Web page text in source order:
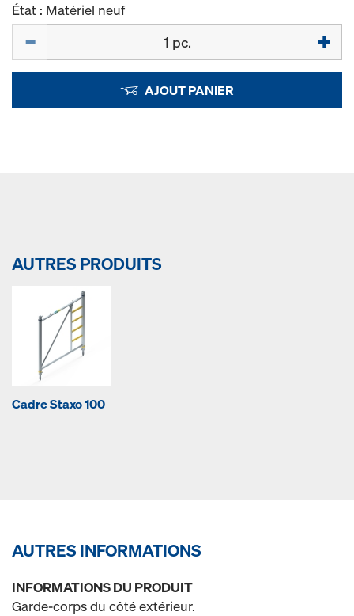
État : Matériel neuf
AJOUT PANIER
AUTRES PRODUITS
Cadre Staxo 100
AUTRES INFORMATIONS
INFORMATIONS DU PRODUIT
Garde-corps du côté extérieur.